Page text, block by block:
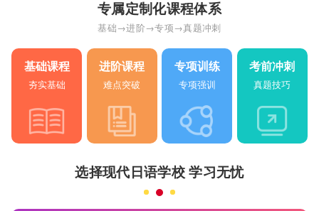
专属定制化课程体系
基础→进阶→专项→真题冲刺
基础课程
夯实基础
进阶课程
难点突破
专项训练
专项强训
考前冲刺
真题技巧
选择现代日语学校 学习无忧